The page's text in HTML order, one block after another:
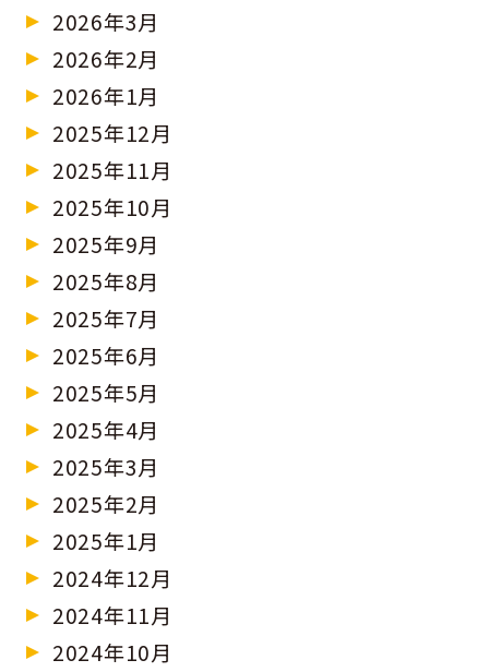
2026年3月
2026年2月
2026年1月
2025年12月
2025年11月
2025年10月
2025年9月
2025年8月
2025年7月
2025年6月
2025年5月
2025年4月
2025年3月
2025年2月
2025年1月
2024年12月
2024年11月
2024年10月